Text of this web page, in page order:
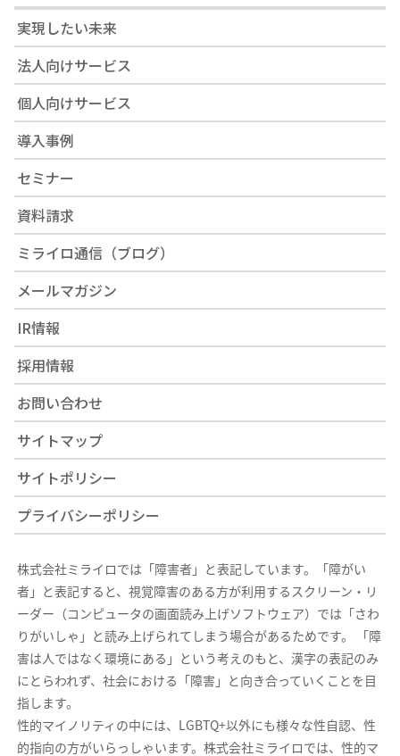
実現したい未来
法人向けサービス
個人向けサービス
導入事例
セミナー
資料請求
ミライロ通信（ブログ）
メールマガジン
IR情報
採用情報
お問い合わせ
サイトマップ
サイトポリシー
プライバシーポリシー
株式会社ミライロでは「障害者」と表記しています。「障がい
者」と表記すると、視覚障害のある方が利用するスクリーン・リ
ーダー（コンピュータの画面読み上げソフトウェア）では「さわ
りがいしゃ」と読み上げられてしまう場合があるためです。 「障
害は人ではなく環境にある」という考えのもと、漢字の表記のみ
にとらわれず、社会における「障害」と向き合っていくことを目
指します。
性的マイノリティの中には、LGBTQ+以外にも様々な性自認、性
的指向の方がいらっしゃいます。株式会社ミライロでは、性的マ